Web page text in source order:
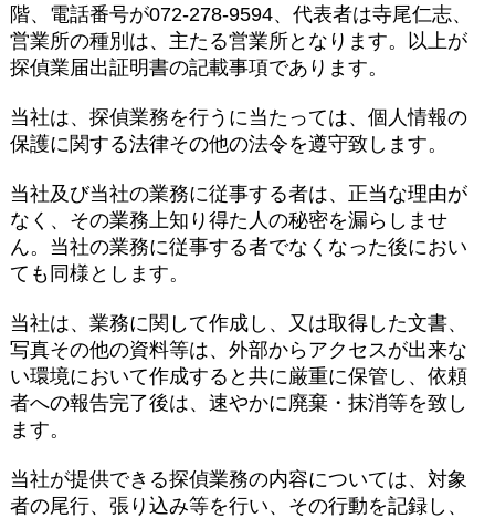
階、電話番号が072-278-9594、代表者は寺尾仁志、
営業所の種別は、主たる営業所となります。以上が
探偵業届出証明書の記載事項であります。
当社は、探偵業務を行うに当たっては、個人情報の
保護に関する法律その他の法令を遵守致します。
当社及び当社の業務に従事する者は、正当な理由が
なく、その業務上知り得た人の秘密を漏らしませ
ん。当社の業務に従事する者でなくなった後におい
ても同様とします。
当社は、業務に関して作成し、又は取得した文書、
写真その他の資料等は、外部からアクセスが出来な
い環境において作成すると共に厳重に保管し、依頼
者への報告完了後は、速やかに廃棄・抹消等を致し
ます。
当社が提供できる探偵業務の内容については、対象
者の尾行、張り込み等を行い、その行動を記録し、